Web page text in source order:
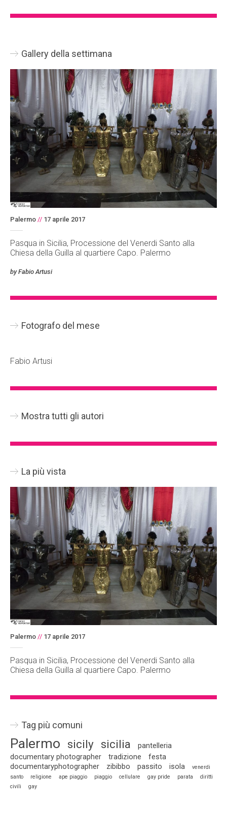
Gallery della settimana
Palermo // 17 aprile 2017
Pasqua in Sicilia, Processione del Venerdi Santo alla
Chiesa della Guilla al quartiere Capo. Palermo
by Fabio Artusi
Fotografo del mese
Fabio Artusi
Mostra tutti gli autori
La più vista
Palermo // 17 aprile 2017
Pasqua in Sicilia, Processione del Venerdi Santo alla
Chiesa della Guilla al quartiere Capo. Palermo
Tag più comuni
Palermo sicily sicilia
pantelleria
documentary photographer
tradizione
festa
documentaryphotographer
zibibbo passito isola
venerdi
santo
religione ape piaggio piaggio cellulare gay pride parata
diritti
civili
gay